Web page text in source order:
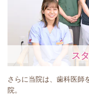
ス
さらに当院は、歯科医師
院。